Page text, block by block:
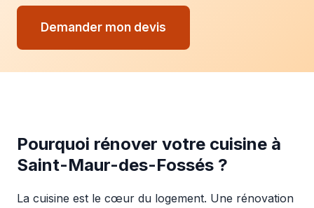
Demander mon devis
Pourquoi rénover votre cuisine à
Saint-Maur-des-Fossés ?
La cuisine est le cœur du logement. Une rénovation